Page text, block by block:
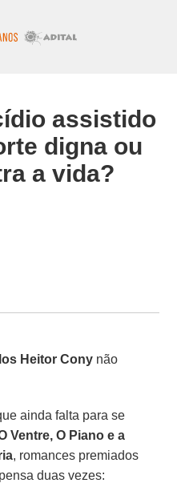
assistido
digna ou
a vida?
Heitor Cony não
ainda falta para se
Ventre, O Piano e a
, romances premiados
duas vezes: